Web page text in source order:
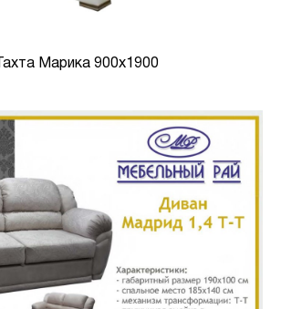
Тахта Марика 900х1900